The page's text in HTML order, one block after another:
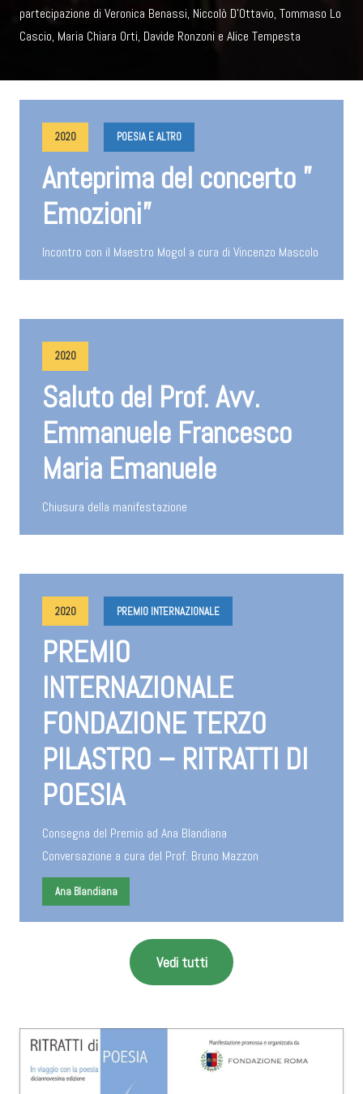
partecipazione di Veronica Benassi, Niccolò D'Ottavio, Tommaso Lo
Cascio, Maria Chiara Orti, Davide Ronzoni e Alice Tempesta
2020 POESIA E ALTRO
Anteprima del concerto ”
Emozioni”
Incontro con il Maestro Mogol a cura di Vincenzo Mascolo
2020
Saluto del Prof. Avv.
Emmanuele Francesco
Maria Emanuele
Chiusura della manifestazione
2020 PREMIO INTERNAZIONALE
PREMIO
INTERNAZIONALE
FONDAZIONE TERZO
PILASTRO – RITRATTI DI
POESIA
Consegna del Premio ad Ana Blandiana
Conversazione a cura del Prof. Bruno Mazzon
Ana Blandiana
Vedi tutti